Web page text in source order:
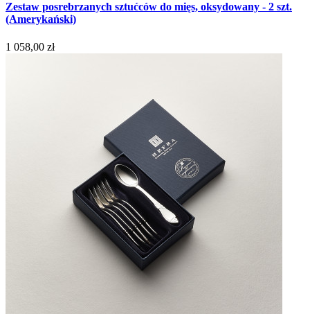
Zestaw posrebrzanych sztućców do mięs, oksydowany - 2 szt.
(Amerykański)
1 058,00 zł